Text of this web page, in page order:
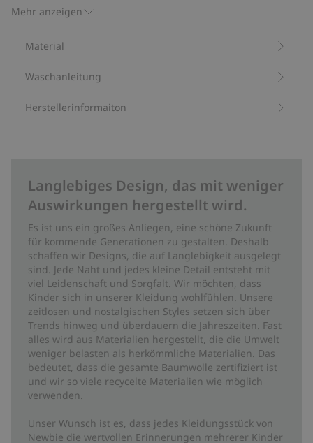
Mehr anzeigen
Wird hinten mit Knöpfen geschlossen.
Aus 100 % Bio-Baumwolle.
Material
Waschanleitung
Herstellerinformaiton
Langlebiges Design, das mit weniger
Auswirkungen hergestellt wird.
Es ist uns ein großes Anliegen, eine schöne Zukunft
für kommende Generationen zu gestalten. Deshalb
schaffen wir Designs, die auf Langlebigkeit ausgelegt
sind. Jede Naht und jedes kleine Detail entsteht mit
viel Leidenschaft und Sorgfalt. Wir möchten, dass
Kinder sich in unserer Kleidung wohlfühlen. Unsere
zeitlosen und nostalgischen Styles setzen sich über
Trends hinweg und überdauern die Jahreszeiten. Fast
alles wird aus Materialien hergestellt, die die Umwelt
weniger belasten als herkömmliche Materialien. Das
bedeutet, dass die gesamte Baumwolle zertifiziert ist
und wir so viele recycelte Materialien wie möglich
verwenden.
Unser Wunsch ist es, dass jedes Kleidungsstück von
Newbie die wertvollen Erinnerungen mehrerer Kinder